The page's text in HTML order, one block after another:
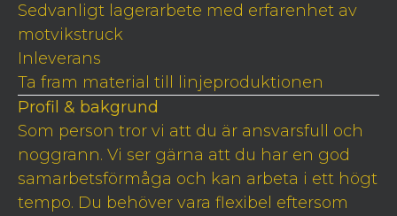
Sedvanligt lagerarbete med erfarenhet av
motvikstruck
Inleverans
Ta fram material till linjeproduktionen
Profil & bakgrund
Som person tror vi att du är ansvarsfull och
noggrann. Vi ser gärna att du har en god
samarbetsförmåga och kan arbeta i ett högt
tempo. Du behöver vara flexibel eftersom